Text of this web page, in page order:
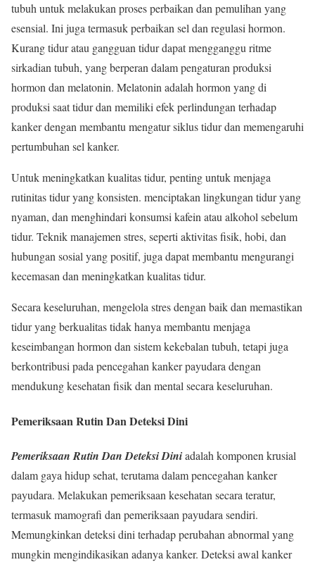
tubuh untuk melakukan proses perbaikan dan pemulihan yang
esensial. Ini juga termasuk perbaikan sel dan regulasi hormon.
Kurang tidur atau gangguan tidur dapat mengganggu ritme
sirkadian tubuh, yang berperan dalam pengaturan produksi
hormon dan melatonin. Melatonin adalah hormon yang di
produksi saat tidur dan memiliki efek perlindungan terhadap
kanker dengan membantu mengatur siklus tidur dan memengaruhi
pertumbuhan sel kanker.
Untuk meningkatkan kualitas tidur, penting untuk menjaga
rutinitas tidur yang konsisten. menciptakan lingkungan tidur yang
nyaman, dan menghindari konsumsi kafein atau alkohol sebelum
tidur. Teknik manajemen stres, seperti aktivitas fisik, hobi, dan
hubungan sosial yang positif, juga dapat membantu mengurangi
kecemasan dan meningkatkan kualitas tidur.
Secara keseluruhan, mengelola stres dengan baik dan memastikan
tidur yang berkualitas tidak hanya membantu menjaga
keseimbangan hormon dan sistem kekebalan tubuh, tetapi juga
berkontribusi pada pencegahan kanker payudara dengan
mendukung kesehatan fisik dan mental secara keseluruhan.
Pemeriksaan Rutin Dan Deteksi Dini
Pemeriksaan Rutin Dan Deteksi Diniadalah komponen krusial
dalam gaya hidup sehat, terutama dalam pencegahan kanker
payudara. Melakukan pemeriksaan kesehatan secara teratur,
termasuk mamografi dan pemeriksaan payudara sendiri.
Memungkinkan deteksi dini terhadap perubahan abnormal yang
mungkin mengindikasikan adanya kanker. Deteksi awal kanker